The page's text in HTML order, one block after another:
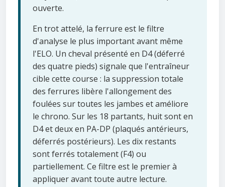
ouverte.
En trot attelé, la ferrure est le filtre
d'analyse le plus important avant même
l'ELO. Un cheval présenté en D4 (déferré
des quatre pieds) signale que l'entraîneur
cible cette course : la suppression totale
des ferrures libère l'allongement des
foulées sur toutes les jambes et améliore
le chrono. Sur les 18 partants, huit sont en
D4 et deux en PA-DP (plaqués antérieurs,
déferrés postérieurs). Les dix restants
sont ferrés totalement (F4) ou
partiellement. Ce filtre est le premier à
appliquer avant toute autre lecture.